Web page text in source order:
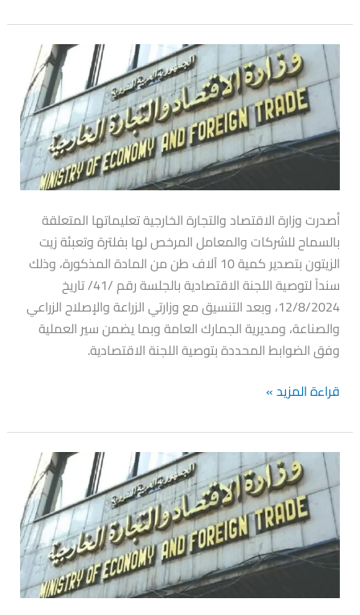
أصدرت وزارة الاقتصاد والتجارة الخارجية تعليماتها المتعلقة
بالسماح للشركات والمعامل المرخص لها بفلترة وتعبئة زيت
الزيتون بتصدير كمية 10 آلاف طن من المادة المذكورة، وذلك
سنداً لتوصية اللجنة الاقتصادية بالجلسة رقم /41/ تاريخ
12/8/2024، وبعد التنسيق مع وزارتي الزراعة والإصلاح الزراعي
والصناعة، ومديرية الجمارك العامة وبما يضمن سير العملية
وفق الضوابط المحددة بتوصية اللجنة الاقتصادية.
أصدرت
وزارة
الاقتصاد
تعليماتها
المتعلقة
بالسماح
للشركات
والمعامل
المرخص
لها
بفلترة
وتعبئة
زيت
الزيتون
بتصديره
قراءة المزيد »
أصدر
وزير
الاقتصاد
و
التجارة
الخارجية
قرار